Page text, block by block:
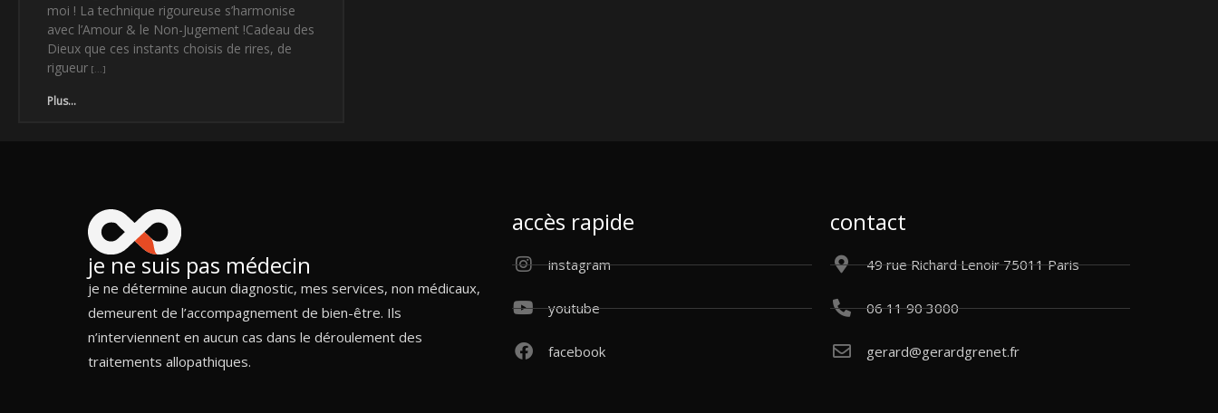
moi ! La technique rigoureuse s’harmonise
avec l’Amour & le Non-Jugement !Cadeau des
Dieux que ces instants choisis de rires, de
rigueur
Plus...
je ne suis pas médecin
je ne détermine aucun diagnostic, mes services, non médicaux,
demeurent de l’accompagnement de bien-être. Ils
n’interviennent en aucun cas dans le déroulement des
traitements allopathiques.
accès rapide
instagram
youtube
facebook
contact
49 rue Richard Lenoir 75011 Paris
06 11 90 3000
gerard@gerardgrenet.fr